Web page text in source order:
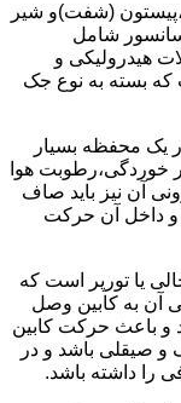
(شفت)و شیر
شامل
هیدرولیکی و
بسته به نوع جک
یک محفظه بسیار
خوردگی،رطوبت هوا
آن نیز باید صاف
و داخل آن حرکت
یا تورپر است که
آن به کابین وصل
و باعث حرکت کابین
صیقلی باشد و در
را داشته باشد.